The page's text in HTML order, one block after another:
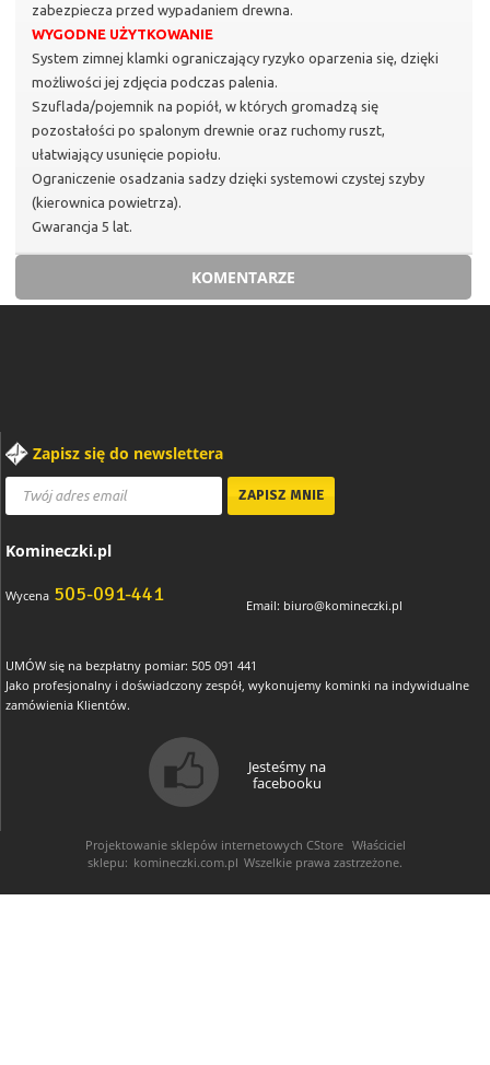
zabezpiecza przed wypadaniem drewna.
WYGODNE UŻYTKOWANIE
System zimnej klamki ograniczający ryzyko oparzenia się, dzięki
możliwości jej zdjęcia podczas palenia.
Szuflada/pojemnik na popiół, w których gromadzą się
pozostałości po spalonym drewnie oraz ruchomy ruszt,
ułatwiający usunięcie popiołu.
Ograniczenie osadzania sadzy dzięki systemowi czystej szyby
(kierownica powietrza).
Gwarancja 5 lat.
KOMENTARZE
Zapisz się do newslettera
Komineczki.pl
Wycena 505-091-441 Email: biuro@komineczki.pl
UMÓW się na bezpłatny pomiar: 505 091 441
Jako profesjonalny i doświadczony zespół, wykonujemy kominki na indywidualne
zamówienia Klientów.
Jesteśmy na
facebooku
Projektowanie sklepów internetowych CStore Właściciel
sklepu: komineczki.com.pl Wszelkie prawa zastrzeżone.